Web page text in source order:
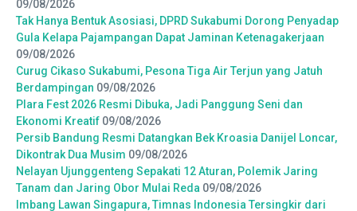
09/08/2026
Tak Hanya Bentuk Asosiasi, DPRD Sukabumi Dorong Penyadap
Gula Kelapa Pajampangan Dapat Jaminan Ketenagakerjaan
09/08/2026
Curug Cikaso Sukabumi, Pesona Tiga Air Terjun yang Jatuh
Berdampingan 09/08/2026
Plara Fest 2026 Resmi Dibuka, Jadi Panggung Seni dan
Ekonomi Kreatif 09/08/2026
Persib Bandung Resmi Datangkan Bek Kroasia Danijel Loncar,
Dikontrak Dua Musim 09/08/2026
Nelayan Ujunggenteng Sepakati 12 Aturan, Polemik Jaring
Tanam dan Jaring Obor Mulai Reda 09/08/2026
Imbang Lawan Singapura, Timnas Indonesia Tersingkir dari